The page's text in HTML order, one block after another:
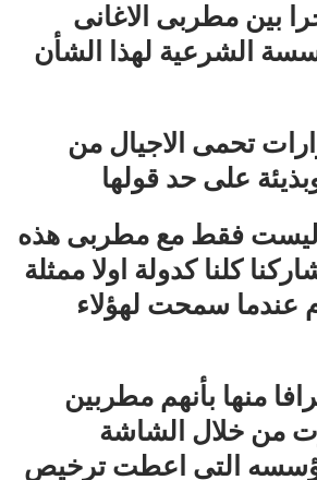
بين مطربى الاغانى
الشرعية لهذا الشأن
تحمى الاجيال من
على حد قولها
ليست فقط مع مطربى هذه
كلنا كدولة اولا ممثلة
عندما سمحت لهؤلاء
منها بأنهم مطربين
من خلال الشاشة
التى اعطت ترخيص